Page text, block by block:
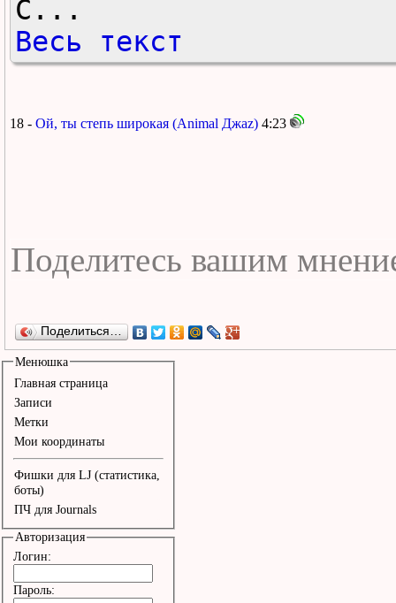
С...
Весь текст
18 - Ой, ты степь широкая (Animal Джаz) 4:23
Поделиться…
Менюшка
Главная страница
Записи
Метки
Мои координаты
Фишки для LJ (статистика,
боты)
ПЧ для Journals
Авторизация
Логин:
Пароль: